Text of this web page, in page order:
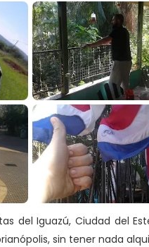
del Iguazú, Ciudad del
sin tener nada